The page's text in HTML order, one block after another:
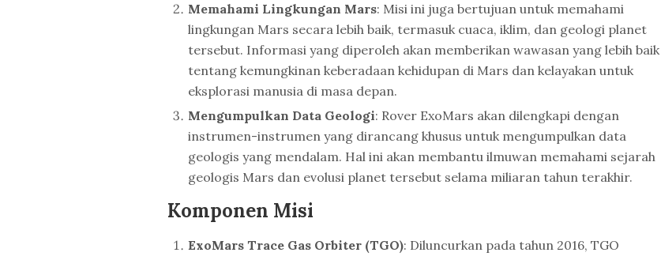
Memahami Lingkungan Mars: Misi ini juga bertujuan untuk memahami
lingkungan Mars secara lebih baik, termasuk cuaca, iklim, dan geologi planet
tersebut. Informasi yang diperoleh akan memberikan wawasan yang lebih baik
tentang kemungkinan keberadaan kehidupan di Mars dan kelayakan untuk
eksplorasi manusia di masa depan.
Mengumpulkan Data Geologi: Rover ExoMars akan dilengkapi dengan
instrumen-instrumen yang dirancang khusus untuk mengumpulkan data
geologis yang mendalam. Hal ini akan membantu ilmuwan memahami sejarah
geologis Mars dan evolusi planet tersebut selama miliaran tahun terakhir.
Komponen Misi
ExoMars Trace Gas Orbiter (TGO): Diluncurkan pada tahun 2016, TGO